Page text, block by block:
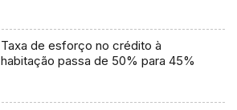
Taxa de esforço no crédito à
habitação passa de 50% para 45%